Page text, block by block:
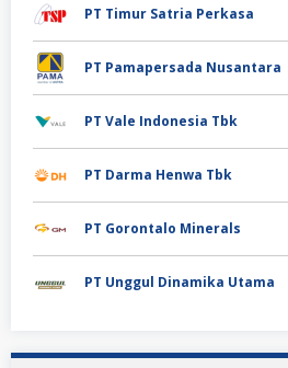
PT Timur Satria Perkasa
PT Pamapersada Nusantara
PT Vale Indonesia Tbk
PT Darma Henwa Tbk
PT Gorontalo Minerals
PT Unggul Dinamika Utama